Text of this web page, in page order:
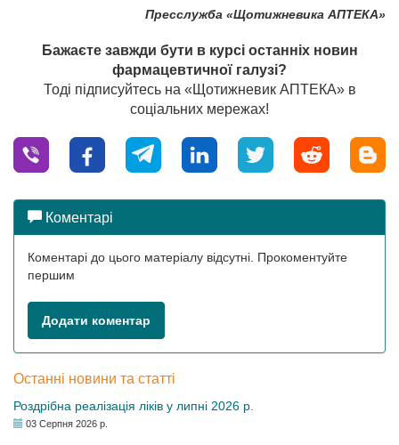
Пресслужба «Щотижневика АПТЕКА»
Бажаєте завжди бути в курсі останніх новин
фармацевтичної галузі?
Тоді підписуйтесь на «Щотижневик АПТЕКА» в
соціальних мережах!
Коментарі
Коментарі до цього матеріалу відсутні. Прокоментуйте
першим
Додати коментар
Останні новини та статті
Роздрібна реалізація ліків у липні 2026 р.
03 Серпня 2026 р.